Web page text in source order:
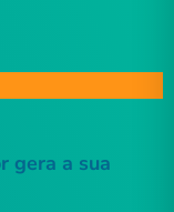
gera a sua